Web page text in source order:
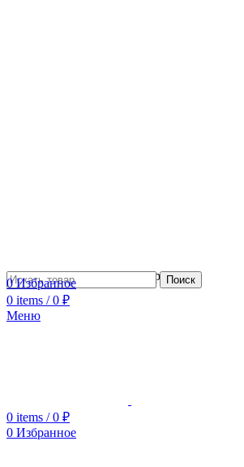
Сотрудничество с дизайнерамиПоиск
0Избранное
0 items / 0 ₽
Меню
0 items / 0 ₽
0 Избранное